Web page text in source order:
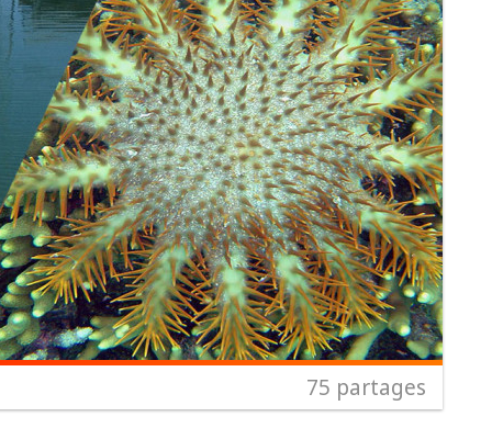
75 partages